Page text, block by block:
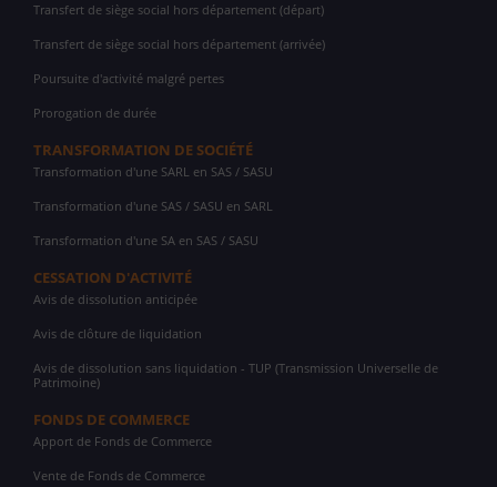
Transfert de siège social hors département (départ)
Transfert de siège social hors département (arrivée)
Poursuite d'activité malgré pertes
Prorogation de durée
TRANSFORMATION DE SOCIÉTÉ
Transformation d'une SARL en SAS / SASU
Transformation d'une SAS / SASU en SARL
Transformation d'une SA en SAS / SASU
CESSATION D'ACTIVITÉ
Avis de dissolution anticipée
Avis de clôture de liquidation
Avis de dissolution sans liquidation - TUP (Transmission Universelle de
Patrimoine)
FONDS DE COMMERCE
Apport de Fonds de Commerce
Vente de Fonds de Commerce